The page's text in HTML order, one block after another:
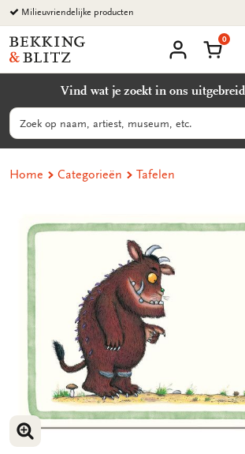
Ga
naar
content
Milieuvriendelijke producten
Bekking
&
B.V.
account
0
Vind wat je zoekt in ons
Zoeken
Home Categorieën Tafelen
VERGROOT AFBEELDING